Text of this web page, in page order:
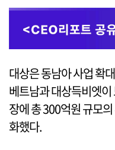
대상은 동남아 사업 확
베트남과 대상득비엣
장에 총 300억원 규모
화했다.